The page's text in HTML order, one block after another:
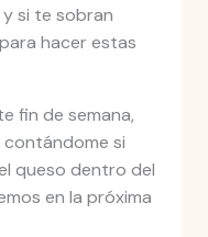
y si te sobran
hacer estas
fin de semana,
si
queso dentro del
en la próxima